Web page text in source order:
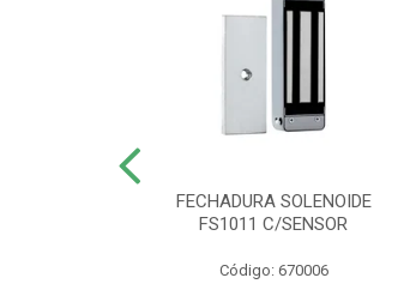
FECHADURA SOLENOIDE
FS1011 C/SENSOR
Código: 670006